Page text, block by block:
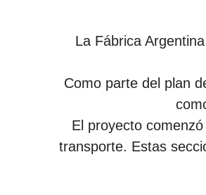
La Fábrica
Como parte del plan
El proyecto
transporte. Estas